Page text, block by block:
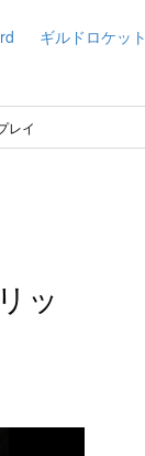
ギルドロケット
レイ
ッ